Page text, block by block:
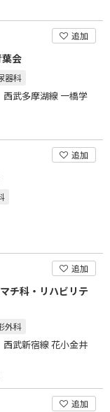
追加
会
器科
武多摩湖線 一橋学
追加
追加
チ科・リハビリテ
外科
武新宿線 花小金井
追加